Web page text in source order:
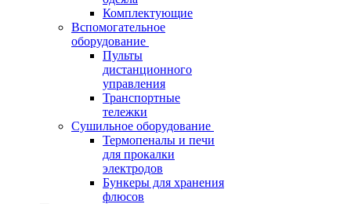
Комплектующие
Вспомогательное
оборудование
Пульты
дистанционного
управления
Транспортные
тележки
Сушильное оборудование
Термопеналы и печи
для прокалки
электродов
Бункеры для хранения
флюсов